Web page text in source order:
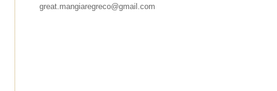
great.mangiaregreco@gmail.com